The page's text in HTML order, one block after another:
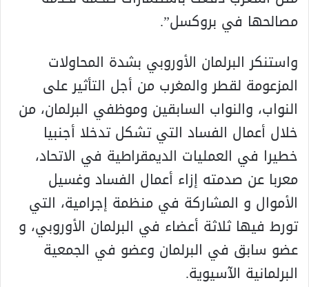
مصالحها في بروكسل”.
واستنكر البرلمان الأوروبي بشدة المحاولات
المزعومة لقطر والمغرب من أجل التأثير على
النواب، والنواب السابقين وموظفي البرلمان، من
خلال أعمال الفساد التي تشكل تدخلا أجنبيا
خطيرا في العمليات الديمقراطية في الاتحاد،
معربا عن صدمته إزاء أعمال الفساد وغسيل
الأموال و المشاركة في منظمة إجرامية، التي
تورط فيها ثلاثة أعضاء في البرلمان الأوروبي، و
عضو سابق في البرلمان وعضو في الجمعية
البرلمانية الآسيوية.